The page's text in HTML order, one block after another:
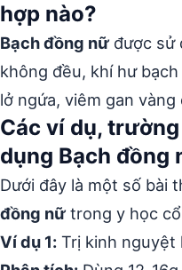
hợp nào?
Bạch đồng nữ được sử
không đều, khí hư
lở ngứa, viêm gan
Các ví dụ,
dụng Bạch đồng
Dưới đây là một số bài
đồng nữ trong y học
Ví dụ 1: Trị kinh nguyệt